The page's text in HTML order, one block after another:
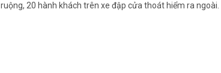
ruộng, 20 hành khách trên xe đập cửa thoát hiểm ra ngoài.